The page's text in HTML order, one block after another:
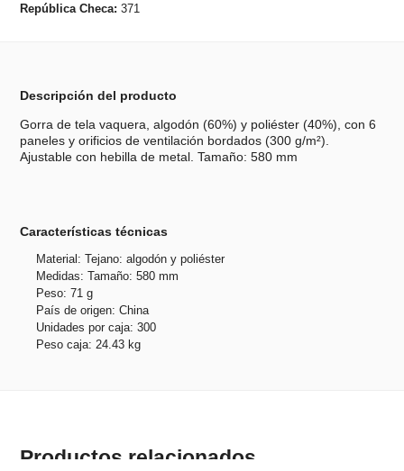
República Checa: 371
Descripción del producto
Gorra de tela vaquera, algodón (60%) y poliéster (40%), con 6
paneles y orificios de ventilación bordados (300 g/m²).
Ajustable con hebilla de metal. Tamaño: 580 mm
Características técnicas
Material: Tejano: algodón y poliéster
Medidas: Tamaño: 580 mm
Peso: 71 g
País de origen: China
Unidades por caja: 300
Peso caja: 24.43 kg
Productos relacionados